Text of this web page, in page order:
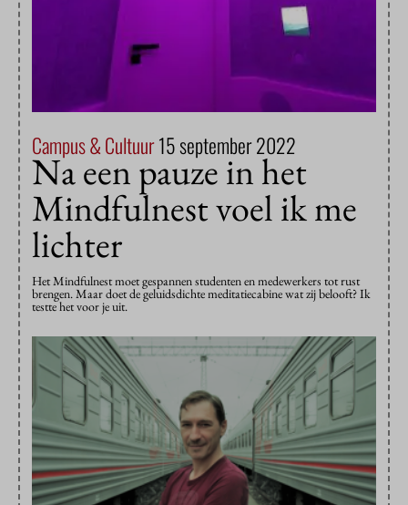
Campus & Cultuur15 september 2022
Na een pauze in het
Mindfulnest voel ik me
lichter
Het Mindfulnest moet gespannen studenten en medewerkers tot rust
brengen. Maar doet de geluidsdichte meditatiecabine wat zij belooft? Ik
testte het voor je uit.